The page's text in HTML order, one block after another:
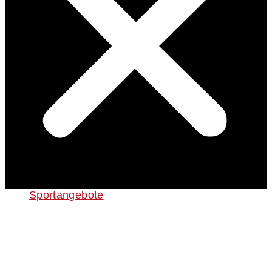
Sportangebote